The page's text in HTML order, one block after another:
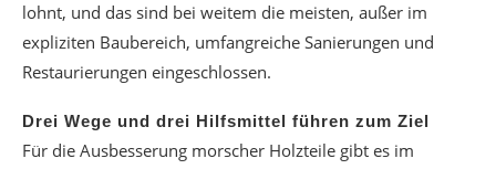
lohnt, und das sind bei weitem die meisten, außer im
expliziten Baubereich, umfangreiche Sanierungen und
Restaurierungen eingeschlossen.
Drei Wege und drei Hilfsmittel führen zum Ziel
Für die Ausbesserung morscher Holzteile gibt es im